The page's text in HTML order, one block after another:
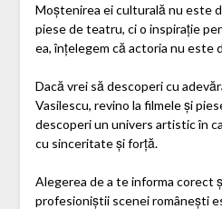
Moștenirea ei culturală nu este
piese de teatru, ci o inspirație
ea, înțelegem că actoria nu este
Dacă vrei să descoperi cu
Vasilescu, revino la filmele și
descoperi un univers artistic în
cu sinceritate și forță.
Alegerea de a te informa corect
profesioniștii scenei românești